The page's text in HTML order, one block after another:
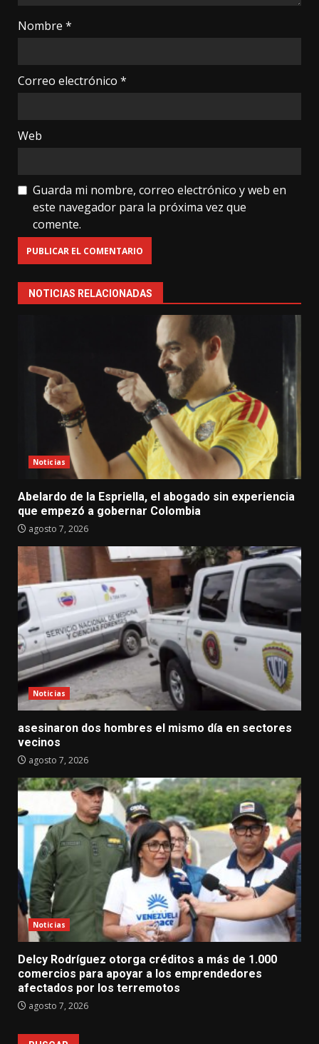
Nombre *
Correo electrónico *
Web
Guarda mi nombre, correo electrónico y web en
este navegador para la próxima vez que
comente.
NOTICIAS RELACIONADAS
Noticias
Abelardo de la Espriella, el abogado sin experiencia
que empezó a gobernar Colombia
agosto 7, 2026
Noticias
asesinaron dos hombres el mismo día en sectores
vecinos
agosto 7, 2026
Noticias
Delcy Rodríguez otorga créditos a más de 1.000
comercios para apoyar a los emprendedores
afectados por los terremotos
agosto 7, 2026